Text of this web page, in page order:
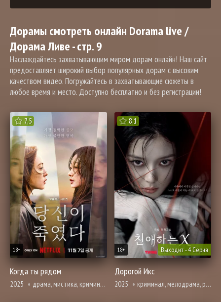
Дорамы смотреть онлайн Dorama live /
Дорама Ливе - стр. 9
Наслаждайтесь захватывающим миром дорам онлайн! Наш сайт
предоставляет широкий выбор популярных дорам с высоким
качеством видео. Погружайтесь в захватывающие сюжеты в
любое время и место. Доступно бесплатно и без регистрации!
7,5
18+
Когда ты рядом
2025 драма, мистика, криминал, психология, триллер
8,1
Выходит - 4 Серия
18+
Дорогой Икс
2025 криминал, мелодрама, романтика, триллер